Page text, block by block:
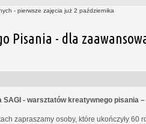
- pierwsze zajęcia już 2 października
- dla
SAGI - warsztatów kreatywnego pisania
zapraszamy osoby, które ukończyły 60